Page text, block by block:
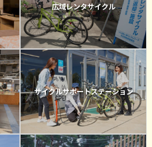
広域レンタサイクル
サイクルサポートステーション